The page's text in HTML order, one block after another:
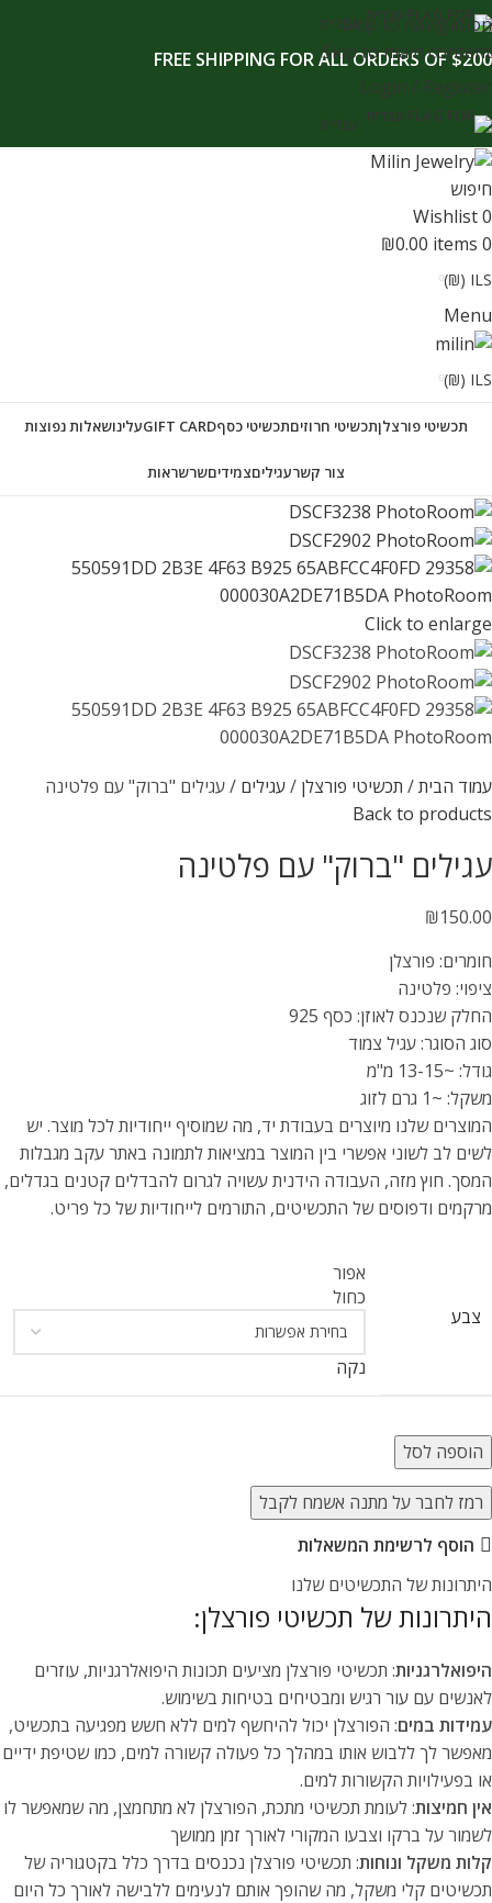
לתוכן
Skip to navigation
Skip to main content
עברית
FREE SHIPPING FOR ALL ORDERS OF $200
Login / Register
עברית
חיפוש
0
Wishlist
0
items
₪0.00
ILS (₪)
Menu
ILS (₪)
תכשיטי פורצלןתכשיטי חרוזיםתכשיטי כסףGIFT CARDעלינושאלות נפוצות
צור קשרעגיליםצמידיםשרשראות
Click to enlarge
עמוד הבית תכשיטי פורצלן עגילים
עגילים "ברוק" עם פלטינה
Back to products
עגילים "ברוק" עם פלטינה
₪150.00
חומרים: פורצלן
ציפוי: פלטינה
החלק שנכנס לאוזן: כסף 925
סוג הסוגר: עגיל צמוד
גודל: ~13-15 מ"מ
משקל: ~1 גרם לזוג
המוצרים שלנו מיוצרים בעבודת יד, מה שמוסיף ייחודיות לכל מוצר. יש
לשים לב לשוני אפשרי בין המוצר במציאות לתמונה באתר עקב מגבלות
המסך. חוץ מזה, העבודה הידנית עשויה לגרום להבדלים קטנים בגדלים,
מרקמים ודפוסים של התכשיטים, התורמים לייחודיות של כל פריט.
צבע
אפור
כחול
נקה
הוספה לסל
רמז לחבר על מתנה אשמח לקבל
הוסף לרשימת המשאלות
היתרונות של התכשיטים שלנו
היתרונות של תכשיטי פורצלן:
היפואלרגניות: תכשיטי פורצלן מציעים תכונות היפואלרגניות, עוזרים
לאנשים עם עור רגיש ומבטיחים בטיחות בשימוש.
עמידות במים: הפורצלן יכול להיחשף למים ללא חשש מפגיעה בתכשיט,
מאפשר לך ללבוש אותו במהלך כל פעולה קשורה למים, כמו שטיפת ידיים
או בפעילויות הקשורות למים.
אין חמיצות: לעומת תכשיטי מתכת, הפורצלן לא מתחמצן, מה שמאפשר לו
לשמור על ברקו וצבעו המקורי לאורך זמן ממושך
קלות משקל ונוחות: תכשיטי פורצלן נכנסים בדרך כלל בקטגוריה של
תכשיטים קלי משקל, מה שהופך אותם לנעימים ללבישה לאורך כל היום